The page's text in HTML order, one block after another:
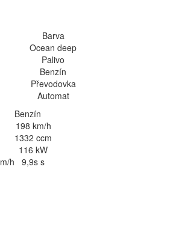
Barva
Ocean deep
Palivo
Benzín
Převodovka
Automat
Benzín
198 km/h
1332 ccm
116 kW
h
9,9s s